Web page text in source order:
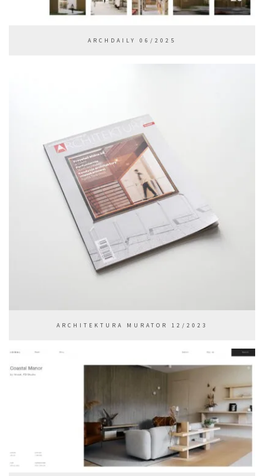
ARCHDAILY 06/2025
ARCHITEKTURA MURATOR 12/2023